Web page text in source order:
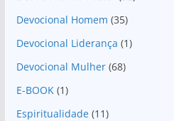
Devocional Homem (35)
Devocional Liderança (1)
Devocional Mulher(68)
E-BOOK (1)
Espiritualidade(11)